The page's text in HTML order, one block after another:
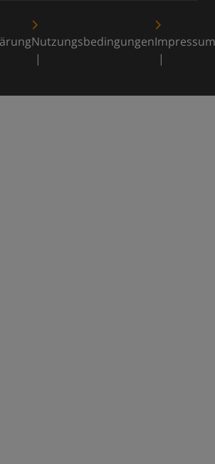
NutzungsbedingungenImpressum